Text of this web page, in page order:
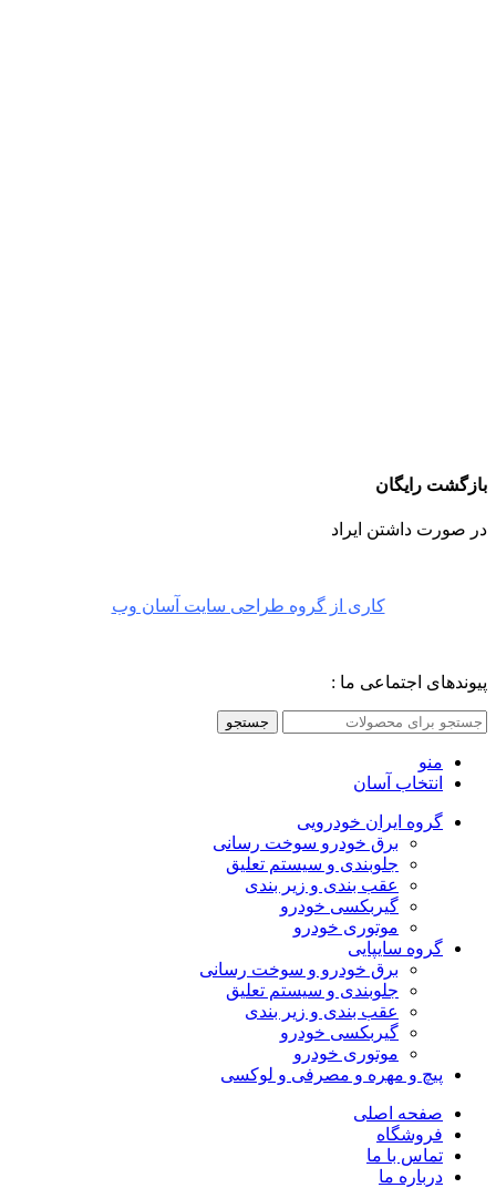
بازگشت رایگان
در صورت داشتن ایراد
کاری از گروه طراحی سایت آسان وب
پیوندهای اجتماعی ما :
جستجو
منو
انتخاب آسان
گروه ایران خودرویی
برق خودرو سوخت رسانی
جلوبندی و سیستم تعلیق
عقب بندی و زیر بندی
گیربکسی خودرو
موتوری خودرو
گروه سایپایی
برق خودرو و سوخت رسانی
جلوبندی و سیستم تعلیق
عقب بندی و زیر بندی
گیربکسی خودرو
موتوری خودرو
پیچ و مهره و مصرفی و لوکسی
صفحه اصلی
فروشگاه
تماس با ما
درباره ما